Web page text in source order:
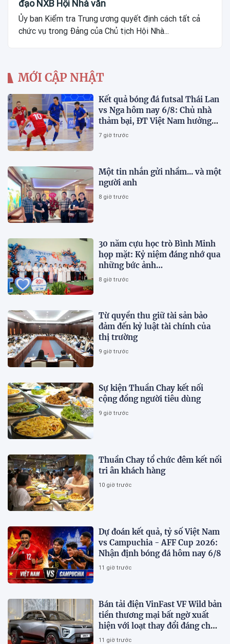
đạo NXB Hội Nhà văn
Ủy ban Kiểm tra Trung ương quyết định cách tất cả
chức vụ trong Đảng của Chủ tịch Hội Nhà...
MỚI CẬP NHẬT
Kết quả bóng đá futsal Thái Lan
vs Nga hôm nay 6/8: Chủ nhà
thảm bại, ĐT Việt Nam hưởng
lợi lớn
7 giờ trước
Một tin nhắn gửi nhầm... và một
người anh
8 giờ trước
30 năm cựu học trò Bình Minh
họp mặt: Kỷ niệm đáng nhớ qua
những bức ảnh…
8 giờ trước
Từ quyền thu giữ tài sản bảo
đảm đến kỷ luật tài chính của
thị trường
9 giờ trước
Sự kiện Thuần Chay kết nối
cộng đồng người tiêu dùng
9 giờ trước
Thuần Chay tổ chức đêm kết nối
tri ân khách hàng
10 giờ trước
Dự đoán kết quả, tỷ số Việt Nam
vs Campuchia - AFF Cup 2026:
Nhận định bóng đá hôm nay 6/8
11 giờ trước
Bán tải điện VinFast VF Wild bản
tiền thương mại bất ngờ xuất
hiện với loạt thay đổi đáng chú
ý
11 giờ trước